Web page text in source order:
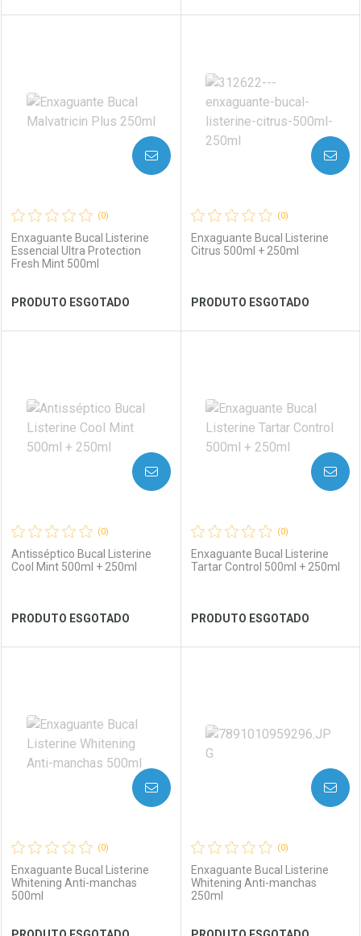
Ver Desconto Convênio
Laboratório
Ver Desconto Convênio
Por Menos
(0)
Enxaguante Bucal Listerine
Essencial Ultra Protection
Fresh Mint 500ml
PRODUTO ESGOTADO
AVISE-ME
Laboratório
Ver Desconto Convênio
Por Menos
(0)
Enxaguante Bucal Listerine
Citrus 500ml + 250ml
PRODUTO ESGOTADO
AVISE-ME
Laboratório
Ver Desconto Convênio
Por Menos
(0)
Antisséptico Bucal Listerine
Cool Mint 500ml + 250ml
PRODUTO ESGOTADO
AVISE-ME
Laboratório
Ver Desconto Convênio
Por Menos
(0)
Enxaguante Bucal Listerine
Tartar Control 500ml + 250ml
PRODUTO ESGOTADO
AVISE-ME
Ver Desconto Convênio
(0)
Enxaguante Bucal Listerine
Whitening Anti-manchas
500ml
AVISE-ME
(0)
Enxaguante Bucal Listerine
Whitening Anti-manchas
250ml
AVISE-ME